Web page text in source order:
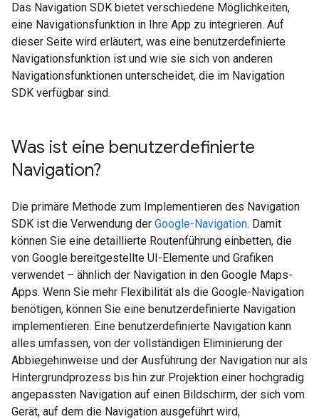
Das Navigation SDK bietet verschiedene Möglichkeiten,
eine Navigationsfunktion in Ihre App zu integrieren. Auf
dieser Seite wird erläutert, was eine benutzerdefinierte
Navigationsfunktion ist und wie sie sich von anderen
Navigationsfunktionen unterscheidet, die im Navigation
SDK verfügbar sind.
Was ist eine benutzerdefinierte
Navigation?
Die primäre Methode zum Implementieren des Navigation
SDK ist die Verwendung der Google-Navigation. Damit
können Sie eine detaillierte Routenführung einbetten, die
von Google bereitgestellte UI-Elemente und Grafiken
verwendet – ähnlich der Navigation in den Google Maps-
Apps. Wenn Sie mehr Flexibilität als die Google-Navigation
benötigen, können Sie eine benutzerdefinierte Navigation
implementieren. Eine benutzerdefinierte Navigation kann
alles umfassen, von der vollständigen Eliminierung der
Abbiegehinweise und der Ausführung der Navigation nur als
Hintergrundprozess bis hin zur Projektion einer hochgradig
angepassten Navigation auf einen Bildschirm, der sich vom
Gerät, auf dem die Navigation ausgeführt wird,